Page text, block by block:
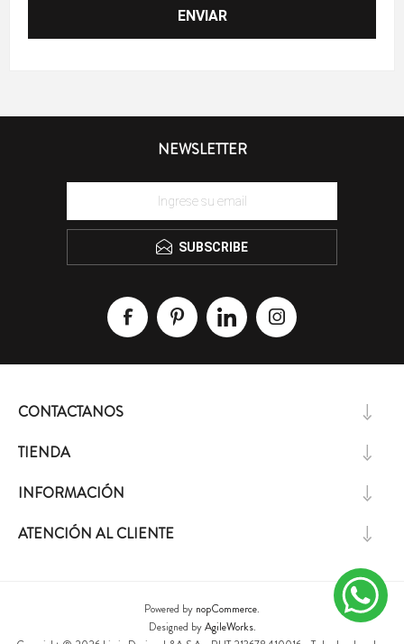
NEWSLETTER
SUBSCRIBE
CONTACTANOS
TIENDA
INFORMACIÓN
ATENCIÓN AL CLIENTE
Powered by nopCommerce.
Designed byAgileWorks.